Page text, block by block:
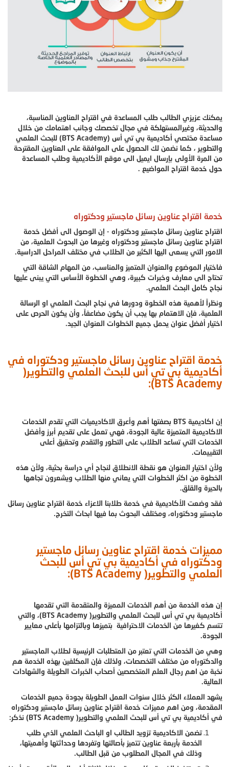
يمكنك عزيزي الطالب طلب المساعدة في اقتراح العناوين المناسبة،
والحديثة، وغيرالمستهلكة في مجال تخصصك وجانب اهتمامك من خلال
مساعدة مختصي أكاديمية بي تي أس (BTS Academy) للبحث العلمي
والتطوير ، كما نضمن لك الحصول على الموافقة على العناوين المقترحة
من المرة الأولى بإرسال ايميل الى موقع الأكاديمية وطلب المساعدة
حول خدمة اقتراح المواضيع .
خدمة اقتراح عناوين رسائل ماجستير ودكتوراه
اقتراح عناوين رسائل ماجستير ودكتوراه - إن الوصول الى أفضل خدمة
اقتراح عناوين رسائل ماجستير ودكتوراه وغيرها من البحوث العلمية، من
الامور التي يسعى اليها الكثير من الطلاب في مختلف المراحل الدراسية.
فاختيار الموضوع والعنوان المتميز والمناسب، من المهام الشاقة التي
تحتاج الى معارف وخبرات كبيرة، وهي الخطوة الأساس التي يبنى عليها
نجاح كامل البحث العلمي.
ونظراً لأهمية هذه الخطوة ودورها في نجاح البحث العلمي او الرسالة
العلمية، فإن الاهتمام بها يجب أن يكون مضاعفاً، وأن يكون الحرص على
اختيار أفضل عنوان يحمل جميع الخطوات العنوان الجيد.
خدمة اقتراح عناوين رسائل ماجستير ودكتوراه في
أكاديمية بي تي أس للبحث العلمي والتطوير(
BTS Academy):
إن اكاديمية BTS بصفتها أهم وأعرق الاكاديميات التي تقدم الخدمات
الاكاديمية المتميزة عالية الجودة، فهي تعمل على تقديم أبرز وأفضل
الخدمات التي تساعد الطلاب على التطور والتقدم وتحقيق أعلى
التقييمات.
ولأن اختيار العنوان هو نقطة الانطلاق لنجاح أي دراسة بحثية، ولأن هذه
الخطوة من اكثر الخطوات التي يعاني منها الطلاب ويشعرون تجاهها
بالحيرة والقلق.
فقد وضعت الأكاديمية في خدمة طلابنا الاعزاء خدمة اقتراح عناوين رسائل
ماجستير ودكتوراه، ومختلف البحوث بما فيها ابحاث التخرج.
مميزات خدمة اقتراح عناوين رسائل ماجستير
ودكتوراه في أكاديمية بي تي أس للبحث
العلمي والتطوير( BTS Academy):
إن هذه الخدمة من أهم الخدمات المميزة والمتقدمة التي تقدمها
أكاديمية بي تي أس للبحث العلمي والتطوير( BTS Academy)، والتي
تتسم كغيرها من الخدمات الاحترافية بتميزها وبالتزامها بأعلى معايير
الجودة.
وهي من الخدمات التي تعتبر من المتطلبات الرئيسية لطلاب الماجستير
والدكتوراه من مختلف التخصصات، ولذلك فإن المكلفين بهذه الخدمة هم
نخبة من اهم رجال العلم المتخصصين أصحاب الخبرات الطويلة والشهادات
العالية.
يشهد العملاء الكثر خلال سنوات العمل الطويلة بجودة جميع الخدمات
المقدمة، ومن اهم مميزات خدمة اقتراح عناوين رسائل ماجستير ودكتوراه
في أكاديمية بي تي أس للبحث العلمي والتطوير( BTS Academy) نذكر:
تضمن الاكاديمية تزويد الطالب او الباحث العلمي الذي طلب
الخدمة بأربعة عناوين تتميز بأصالتها وتفردها وحداثتها وأهميتها،
وذلك في المجال المطلوب من قبل الطالب.